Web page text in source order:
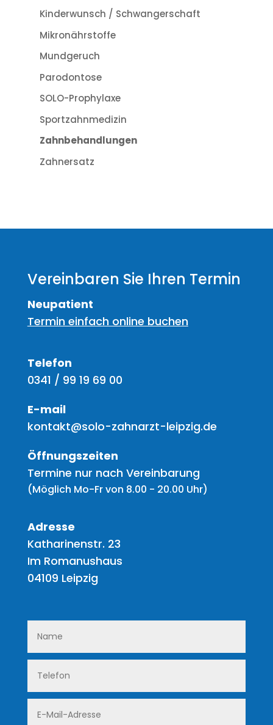
Kinderwunsch / Schwangerschaft
Mikronährstoffe
Mundgeruch
Parodontose
SOLO-Prophylaxe
Sportzahnmedizin
Zahnbehandlungen
Zahnersatz
Vereinbaren Sie Ihren Termin
Neupatient
Termin einfach online buchen
Telefon
0341 / 99 19 69 00
E-mail
kontakt@solo-zahnarzt-leipzig.de
Öffnungszeiten
Termine nur nach Vereinbarung
(Möglich Mo-Fr von 8.00 - 20.00 Uhr)
Adresse
Katharinenstr. 23
Im Romanushaus
04109 Leipzig